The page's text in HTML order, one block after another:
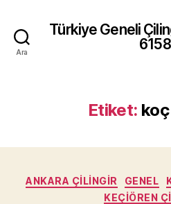
Ara
Türkiye Geneli
6158
Etiket:
ANKARA ÇILINGIR GENEL
KEÇIÖREN